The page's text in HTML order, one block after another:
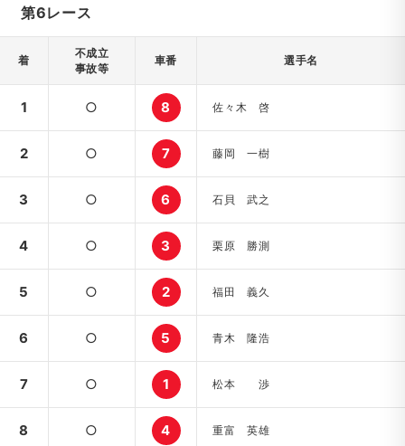
第6レース
着
不成立
事故等
車番 選手名
1 ○ 8 佐々木 啓
2 ○ 7 藤岡 一樹
3 ○ 6 石貝 武之
4 ○ 3 栗原 勝測
5 ○ 2 福田 義久
6 ○ 5 青木 隆浩
7 ○ 1 松本 渉
8 ○ 4 重富 英雄